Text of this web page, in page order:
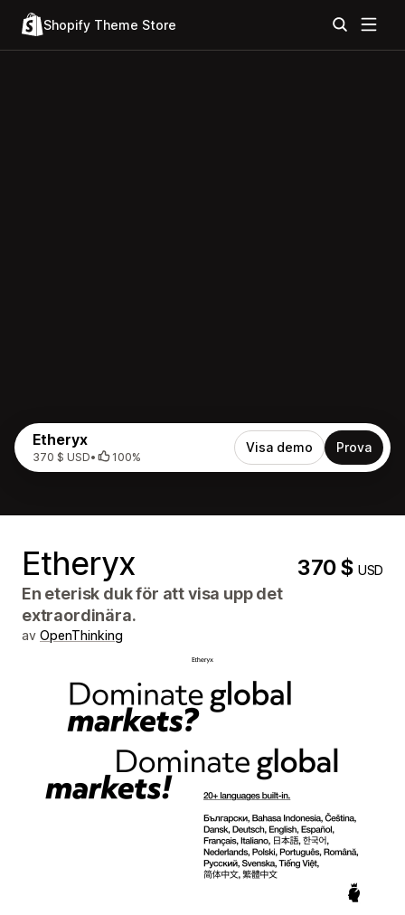
Shopify Theme Store
Etheryx
370 $ USD• 100%
Visa demo Prova
Etheryx 370 $USD
En eterisk duk för att visa upp det
extraordinära.
av OpenThinking